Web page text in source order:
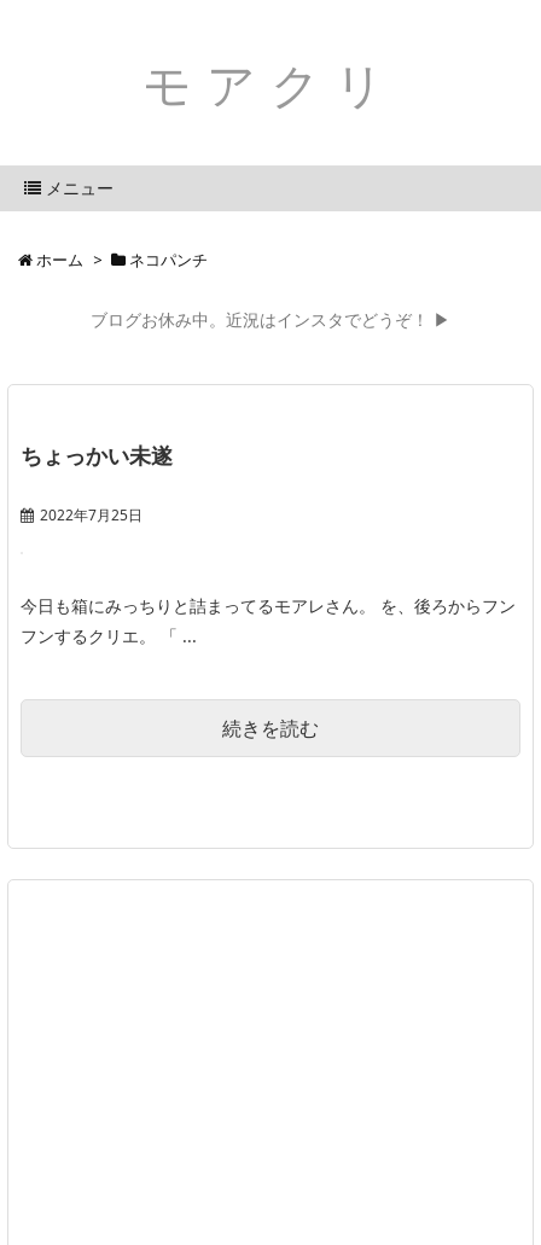
モアクリ
メニュー
ホーム > ネコパンチ
ブログお休み中。近況はインスタでどうぞ！ ▶
ちょっかい未遂
2022年7月25日
今日も箱にみっちりと詰まってるモアレさん。 を、後ろからフン
フンするクリエ。 「 ...
続きを読む